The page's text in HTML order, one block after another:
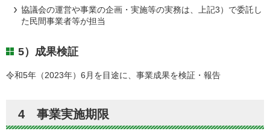
協議会の運営や事業の企画・実施等の実務は、上記3）で委託し
た民間事業者等が担当
5）成果検証
令和5年（2023年）6月を目途に、事業成果を検証・報告
4 事業実施期限